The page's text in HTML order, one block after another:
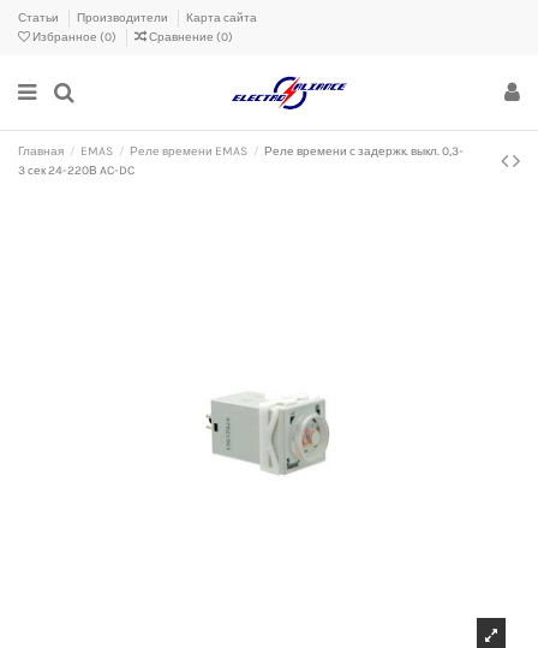
Статьи Производители
Карта сайта
Избранное (0) Сравнение (0)
Главная EMAS Реле времени EMAS
Реле времени с задержк. выкл. 0,3-
3 сек 24-220В AC-DC